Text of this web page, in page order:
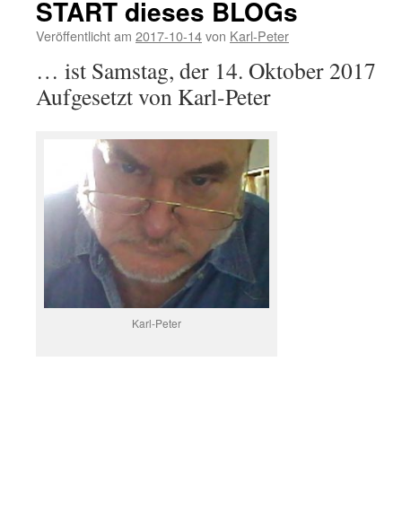
START dieses BLOGs
Veröffentlicht am 2017-10-14von Karl-Peter
… ist Samstag, der 14. Oktober 2017
Aufgesetzt von Karl-Peter
Karl-Peter